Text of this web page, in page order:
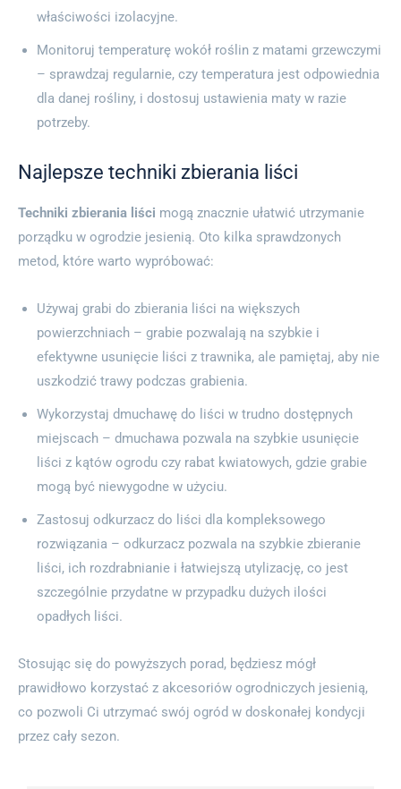
właściwości izolacyjne.
Monitoruj temperaturę wokół roślin z matami grzewczymi
– sprawdzaj regularnie, czy temperatura jest odpowiednia
dla danej rośliny, i dostosuj ustawienia maty w razie
potrzeby.
Najlepsze techniki zbierania liści
Techniki zbierania liści mogą znacznie ułatwić utrzymanie
porządku w ogrodzie jesienią. Oto kilka sprawdzonych
metod, które warto wypróbować:
Używaj grabi do zbierania liści na większych
powierzchniach – grabie pozwalają na szybkie i
efektywne usunięcie liści z trawnika, ale pamiętaj, aby nie
uszkodzić trawy podczas grabienia.
Wykorzystaj dmuchawę do liści w trudno dostępnych
miejscach – dmuchawa pozwala na szybkie usunięcie
liści z kątów ogrodu czy rabat kwiatowych, gdzie grabie
mogą być niewygodne w użyciu.
Zastosuj odkurzacz do liści dla kompleksowego
rozwiązania – odkurzacz pozwala na szybkie zbieranie
liści, ich rozdrabnianie i łatwiejszą utylizację, co jest
szczególnie przydatne w przypadku dużych ilości
opadłych liści.
Stosując się do powyższych porad, będziesz mógł
prawidłowo korzystać z akcesoriów ogrodniczych jesienią,
co pozwoli Ci utrzymać swój ogród w doskonałej kondycji
przez cały sezon.